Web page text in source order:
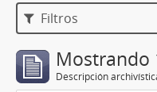
Filtros
Mostrando
Descripción